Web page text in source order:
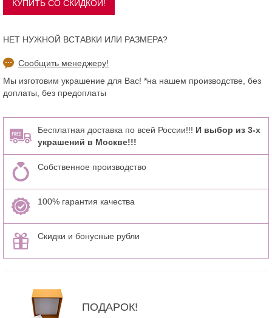
НЕТ НУЖНОЙ ВСТАВКИ ИЛИ РАЗМЕРА?
Сообщить менеджеру!
Мы изготовим украшение для Вас! *на нашем производстве, без
доплаты, без предоплаты
Бесплатная доставка по всей России!!! И выбор из 3-х
украшений в Москве!!!
Собственное производство
100% гарантия качества
Скидки и бонусные рубли
ПОДАРОК!